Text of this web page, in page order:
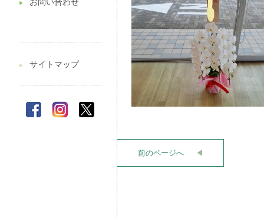
▶︎ お問い合わせ
▶︎ サイトマップ
前のページへ ◀︎